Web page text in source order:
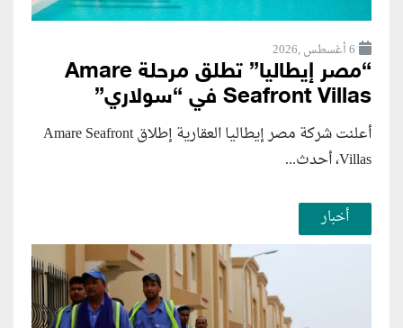
6 أغسطس ,2026
“مصر إيطاليا” تطلق مرحلة Amare
Seafront Villas في “سولاري”
أعلنت شركة مصر إيطاليا العقارية إطلاق Amare Seafront
Villas، أحدث...
أخبار